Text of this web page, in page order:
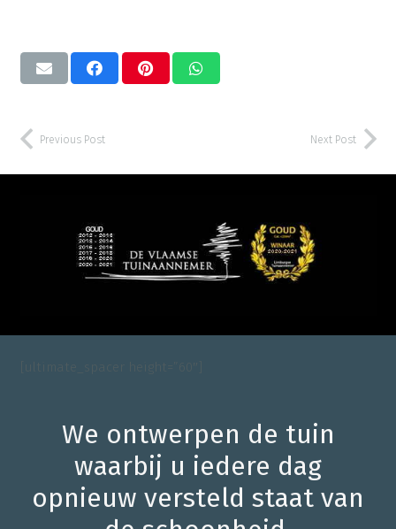
Previous Post Next Post
[ultimate_spacer height=”60″]
We ontwerpen de tuin
waarbij u iedere dag
opnieuw versteld staat van